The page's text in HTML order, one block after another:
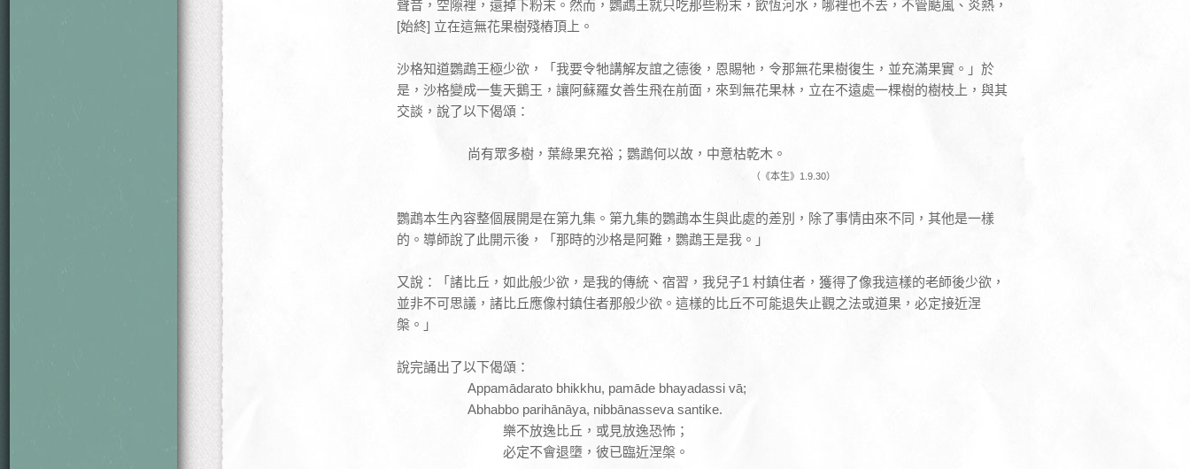
聲音，空隙裡，還掉下粉末。然而，鸚鵡王就只吃那些粉末，飲恆河水，哪裡也不去，不管颳風、炎熱，
[始終] 立在這無花果樹殘樁頂上。
沙格知道鸚鵡王極少欲，「我要令牠講解友誼之德後，恩賜牠，令那無花果樹復生，並充滿果實。」於
是，沙格變成一隻天鵝王，讓阿蘇羅女善生飛在前面，來到無花果林，立在不遠處一棵樹的樹枝上，與其
交談，說了以下偈頌：
尚有眾多樹，葉綠果充裕；鸚鵡何以故，中意枯乾木。
（《本生》1.9.30）
鸚鵡本生內容整個展開是在第九集。第九集的鸚鵡本生與此處的差別，除了事情由來不同，其他是一樣
的。導師說了此開示後，「那時的沙格是阿難，鸚鵡王是我。」
又說：「諸比丘，如此般少欲，是我的傳統、宿習，我兒子1 村鎮住者，獲得了像我這樣的老師後少欲，
並非不可思議，諸比丘應像村鎮住者那般少欲。這樣的比丘不可能退失止觀之法或道果，必定接近涅
槃。」
說完誦出了以下偈頌：
Appamādarato bhikkhu, pamāde bhayadassi vā;
Abhabbo parihānāya, nibbānasseva santike.
樂不放逸比丘，或見放逸恐怖；
必定不會退墮，彼已臨近涅槃。